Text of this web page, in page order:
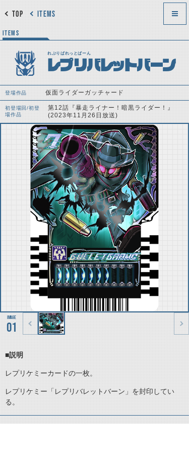
ITEMS
TOP
ITEMS
れぷりばれっとばーん
レプリバレットバーン
登場作品 仮面ライダーガッチャード
初登場回/初登
場作品
第12話『暴走ライナー！暗黒ライダー！』
(2023年11月26日放送)
01
■説明
レプリケミーカードの一枚。
レプリケミー「レプリバレットバーン」を封印してい
る。